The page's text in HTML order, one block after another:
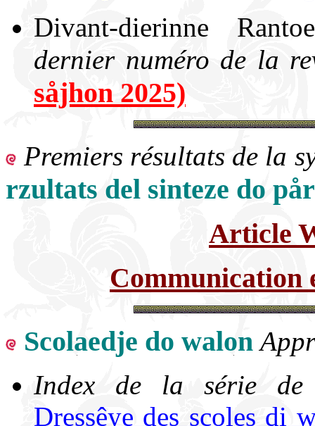
Divant-dierinne
dernier numéro de la
såjhon 2025)
Premiers résultats de la
rzultats del sinteze do
Article
Communication
Scolaedje do walon
Index de la série de
Dressêye des scoles di